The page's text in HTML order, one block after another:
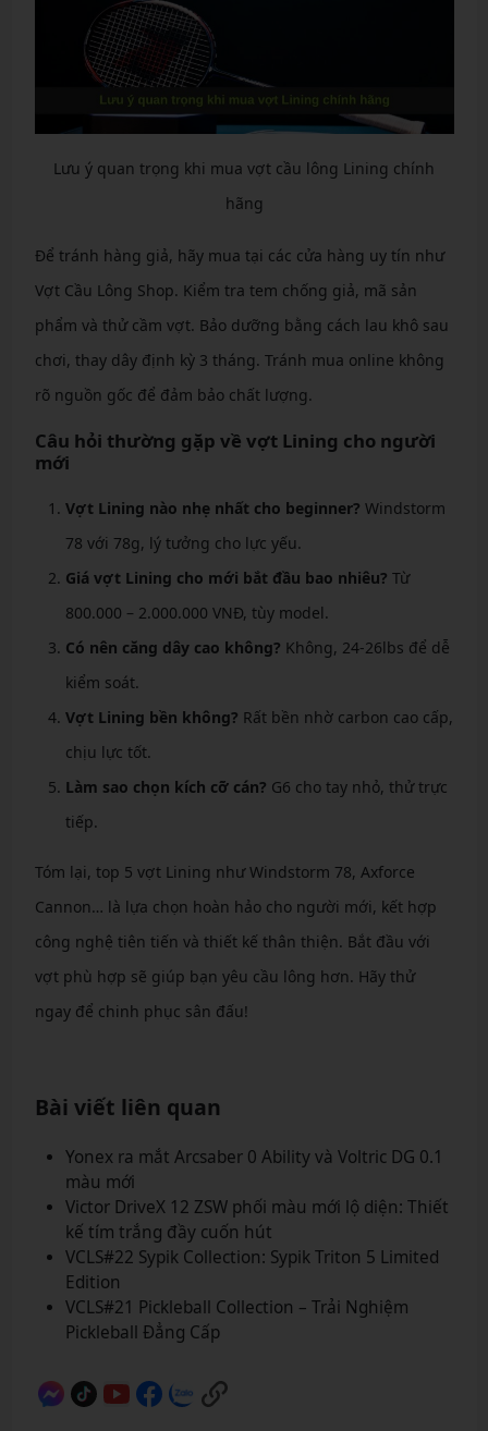
Lưu ý quan trọng khi mua vợt cầu lông Lining chính
hãng
Để tránh hàng giả, hãy mua tại các cửa hàng uy tín như
Vợt Cầu Lông Shop. Kiểm tra tem chống giả, mã sản
phẩm và thử cầm vợt. Bảo dưỡng bằng cách lau khô sau
chơi, thay dây định kỳ 3 tháng. Tránh mua online không
rõ nguồn gốc để đảm bảo chất lượng.
Câu hỏi thường gặp về vợt Lining cho người
mới
Vợt Lining nào nhẹ nhất cho beginner? Windstorm
78 với 78g, lý tưởng cho lực yếu.
Giá vợt Lining cho mới bắt đầu bao nhiêu? Từ
800.000 – 2.000.000 VNĐ, tùy model.
Có nên căng dây cao không? Không, 24-26lbs để dễ
kiểm soát.
Vợt Lining bền không? Rất bền nhờ carbon cao cấp,
chịu lực tốt.
Làm sao chọn kích cỡ cán? G6 cho tay nhỏ, thử trực
tiếp.
Tóm lại, top 5 vợt Lining như Windstorm 78, Axforce
Cannon… là lựa chọn hoàn hảo cho người mới, kết hợp
công nghệ tiên tiến và thiết kế thân thiện. Bắt đầu với
vợt phù hợp sẽ giúp bạn yêu cầu lông hơn. Hãy thử
ngay để chinh phục sân đấu!
Bài viết liên quan
Yonex ra mắt Arcsaber 0 Ability và Voltric DG 0.1
màu mới
Victor DriveX 12 ZSW phối màu mới lộ diện: Thiết
kế tím trắng đầy cuốn hút
VCLS#22 Sypik Collection: Sypik Triton 5 Limited
Edition
VCLS#21 Pickleball Collection – Trải Nghiệm
Pickleball Đẳng Cấp